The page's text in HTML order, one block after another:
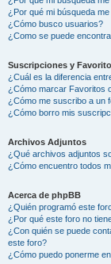
¿Por qué mi búsqueda
¿Cómo busco usuarios?
¿Como se puede
Suscripciones y
¿Cuál es la diferencia
¿Cómo marcar Favoritos
¿Cómo me suscribo a un
¿Cómo borro mis
Archivos Adjuntos
¿Qué archivos adjuntos
¿Cómo encuentro todos
Acerca de phpBB
¿Quién programó este
¿Por qué este foro no
¿Con quién se puede
este foro?
¿Cómo puedo ponerme